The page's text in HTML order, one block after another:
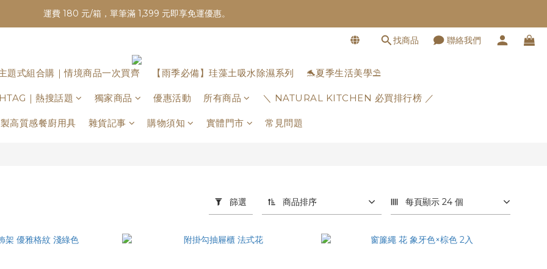
運費 180 元/箱，單筆滿 1,399 元即享免運優惠。
找商品 聯絡我們
題式組合購｜情境商品一次買齊 【雨季必備】珪藻土吸水除濕系列 🐬夏季生活美學⛱️
｜熱搜話題 獨家商品 優惠活動 所有商品 ＼ NATURAL KITCHEN 必買排行榜 ／
高質感餐廚用具 雜貨記事 購物須知 實體門市 常見問題
篩選 商品排序 每頁顯示 24 個